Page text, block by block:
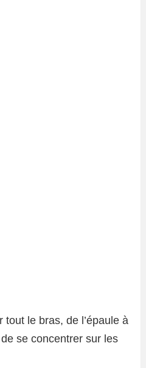
le bras, de l’épaule à
se concentrer sur les